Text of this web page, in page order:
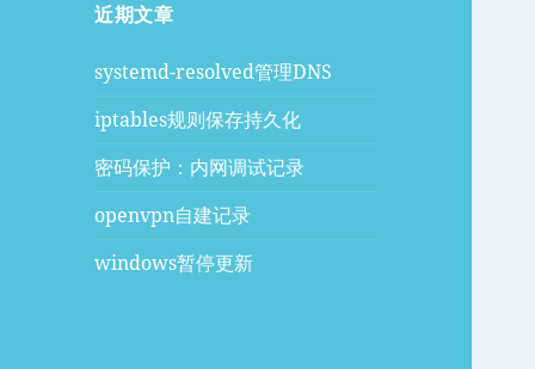
近期文章
systemd-resolved管理DNS
iptables规则保存持久化
密码保护：内网调试记录
openvpn自建记录
windows暂停更新